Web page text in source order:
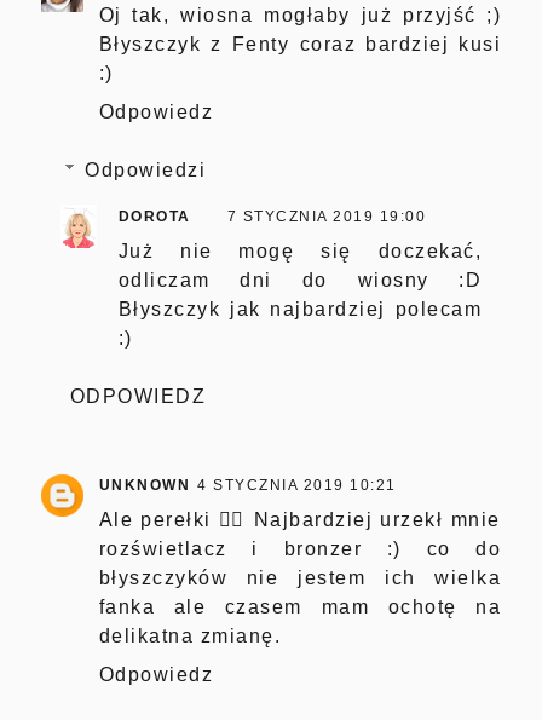
Oj tak, wiosna mogłaby już przyjść ;)
Błyszczyk z Fenty coraz bardziej kusi
:)
Odpowiedz
Odpowiedzi
DOROTA 7 STYCZNIA 2019 19:00
Już nie mogę się doczekać,
odliczam dni do wiosny :D
Błyszczyk jak najbardziej polecam
:)
ODPOWIEDZ
UNKNOWN 4 STYCZNIA 2019 10:21
Ale perełki 👌🏻 Najbardziej urzekł mnie
rozświetlacz i bronzer :) co do
błyszczyków nie jestem ich wielka
fanka ale czasem mam ochotę na
delikatna zmianę.
Odpowiedz